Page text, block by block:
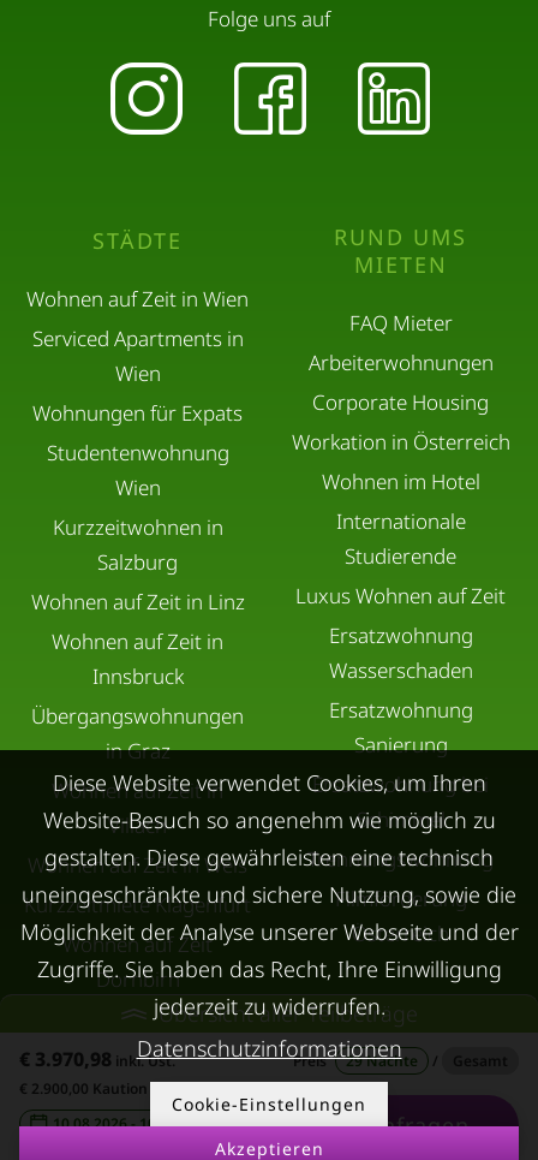
Übersicht aller Teilbeträge
€ 3.970,98 inkl. Ust. Preis 29 Nächte /
€ 2.900,00 Kaution
10.08.2026 - 10.09.2026
- Anfragen
STÄDTE
Wohnen auf Zeit in Wien
Serviced Apartments in
Wien
Wohnungen für Expats
Studentenwohnung
Wien
Kurzzeitwohnen in
Salzburg
Wohnen auf Zeit in Linz
Wohnen auf Zeit in
Innsbruck
Übergangswohnungen
in Graz
Wohnen auf Zeit in
Villach
Wohnen auf Zeit in Wels
Kurzzeitmiete Klagenfurt
Wohnen auf Zeit
Dornbirn
Kurzzeitmiete
Deutschland
RUND UMS
MIETEN
FAQ Mieter
Arbeiterwohnungen
Corporate Housing
Workation in Österreich
Wohnen im Hotel
Internationale
Studierende
Luxus Wohnen auf Zeit
Ersatzwohnung
Wasserschaden
Ersatzwohnung
Sanierung
Ersatzwohnung bei
Schimmel
Trennungswohnung
Filmförderung
Österreich
RUND UMS
VERMIETEN
KONTAKT
Folge uns auf
Diese Website verwendet Cookies, um Ihren
Website-Besuch so angenehm wie möglich zu
gestalten. Diese gewährleisten eine technisch
uneingeschränkte und sichere Nutzung, sowie die
Möglichkeit der Analyse unserer Webseite und der
Zugriffe. Sie haben das Recht, Ihre Einwilligung
jederzeit zu widerrufen.
Datenschutzinformationen
Cookie-Einstellungen
Akzeptieren